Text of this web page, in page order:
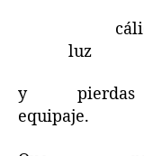
luz
y
equipaje.